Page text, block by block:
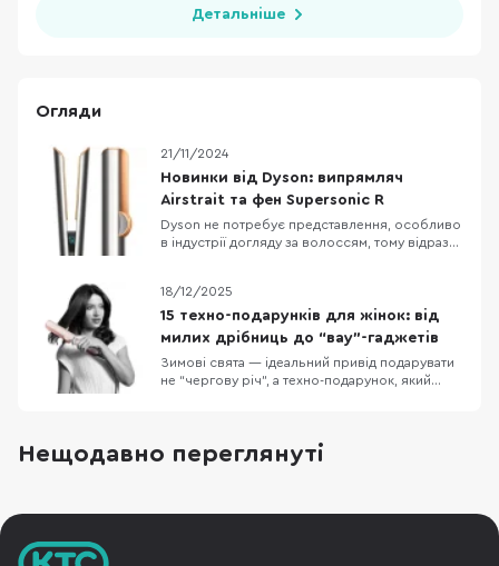
Детальніше
Огляди
21/11/2024
Новинки від Dyson: випрямляч
Airstrait та фен Supersonic R
Dyson не потребує представлення, особливо
в індустрії догляду за волоссям, тому відразу
під назвою Airstrait та фен HD18 Supersonic r
Pro Vinca. Випрямляч Dyson Airstrait Почнемо
з випрямляча. Виробник зазначає, що Air
18/12/2025
15 техно-подарунків для жінок: від
милих дрібниць до “вау”-гаджетів
Зимові свята — ідеальний привід подарувати
не “чергову річ”, а техно-подарунок, який
зростання бюджету: від приємних дрібниць
“на кожен день” до великих “вау-подарунків”,
Нещодавно переглянуті